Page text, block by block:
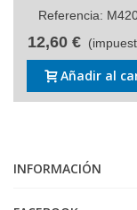
Referencia:
12,60 €
Añadir al
INFORMACIÓN